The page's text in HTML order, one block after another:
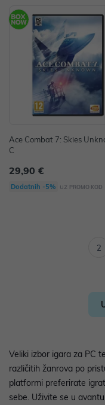
Ace Combat 7: Skies
C
29,90 €
Dodatnih -5% uz PROMO KOD
2
Veliki izbor igara za PC
različitih žanrova po
platformi preferirate
sebe. Uživite se u